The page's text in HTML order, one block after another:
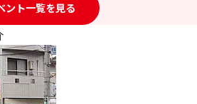
ント一覧を見る